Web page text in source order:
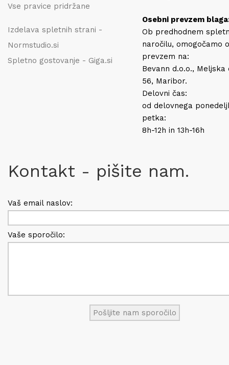
Vse pravice pridržane
Izdelava spletnih strani -
Normstudio.si
Spletno gostovanje - Giga.si
Osebni prevzem
Ob predhodnem
naročilu, omogočamo
prevzem na:
Bevann d.o.o., Meljska
56, Maribor.
Delovni čas:
od delovnega
petka:
8h-12h in 13h-16h
Kontakt - pišite nam.
Vaš email naslov:
Vaše sporočilo: